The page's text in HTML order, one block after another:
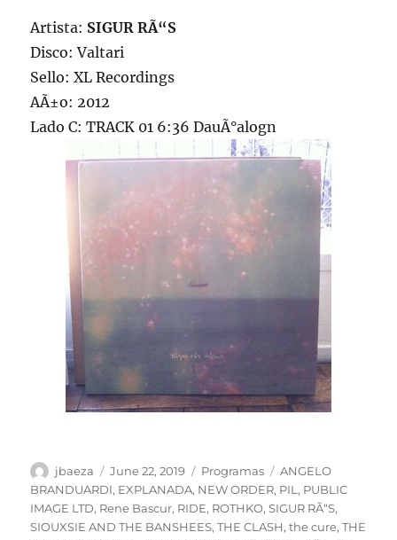
Artista: SIGUR RÃ“S
Disco: Valtari
Sello: XL Recordings
AÃ±o: 2012
Lado C: TRACK 01 6:36 DauÃ°alogn
Author
jbaeza
Posted
on
June 22, 2019 Categories
Programas Tags
ANGELO
BRANDUARDI, EXPLANADA, NEW ORDER, PIL, PUBLIC
IMAGE LTD, Rene Bascur, RIDE, ROTHKO,SIGUR RÃ“S,
SIOUXSIE AND THE BANSHEES,THE CLASH,the cure,THE